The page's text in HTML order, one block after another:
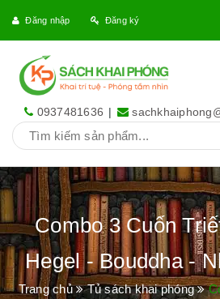
Đăng nhập Đăng ký
0937481636 |
Combo 3 Cuốn
Hegel - Bouddha -
Trang chủ Tủ sách khai phóng